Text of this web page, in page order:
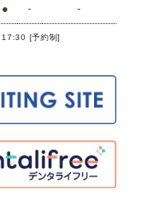
● - -
[予約制]